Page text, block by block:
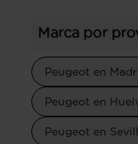
Marca por
Peugeot en
Peugeot en
Peugeot en